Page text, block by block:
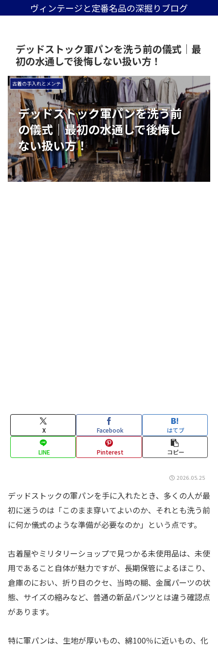
ヴィンテージと定番名品の深掘りブログ
デッドストック軍パンを洗う前の儀式｜最
初の水通しで後悔しない扱い方！
デッドストック軍パンを洗う前
の儀式｜最初の水通しで後悔し
ない扱い方！
古着の手入れとメンテ
X Facebook はてブ
LINE Pinterest コピー
2026.05.25
デッドストックの軍パンを手に入れたとき、多くの人が最
初に迷うのは「このまま穿いてよいのか、それとも洗う前
に何か儀式のような準備が必要なのか」という点です。
古着屋やミリタリーショップで見つかる未使用品は、未使
用であること自体が魅力ですが、長期保管によるほこり、
倉庫のにおい、折り目のクセ、当時の糊、金属パーツの状
態、サイズの縮みなど、普通の新品パンツとは違う確認点
があります。
特に軍パンは、生地が厚いもの、綿100％に近いもの、化